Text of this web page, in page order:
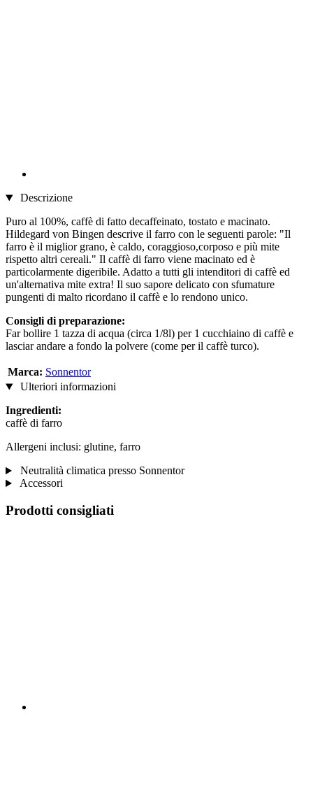
Descrizione
Puro al 100%, caffè di fatto decaffeinato, tostato e macinato.
Hildegard von Bingen descrive il farro con le seguenti parole: "Il
farro è il miglior grano, è caldo, coraggioso,corposo e più mite
rispetto altri cereali." Il caffè di farro viene macinato ed è
particolarmente digeribile. Adatto a tutti gli intenditori di caffè ed
un'alternativa mite extra! Il suo sapore delicato con sfumature
pungenti di malto ricordano il caffè e lo rendono unico.
Consigli di preparazione:
Far bollire 1 tazza di acqua (circa 1/8l) per 1 cucchiaino di caffè e
lasciar andare a fondo la polvere (come per il caffè turco).
Marca: Sonnentor
Ulteriori informazioni
Ingredienti:
caffè di farro
Allergeni inclusi: glutine, farro
Neutralità climatica presso Sonnentor
Accessori
Prodotti consigliati